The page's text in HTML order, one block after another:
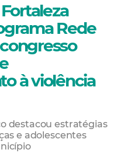
Rede
à violência
destacou estratégias
e adolescentes